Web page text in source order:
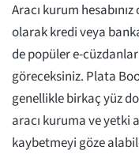
Aracı kurum
olarak kredi veya
de popüler e-
göreceksiniz. Plata
genellikle birkaç yüz
aracı kuruma ve yetki
kaybetmeyi göze